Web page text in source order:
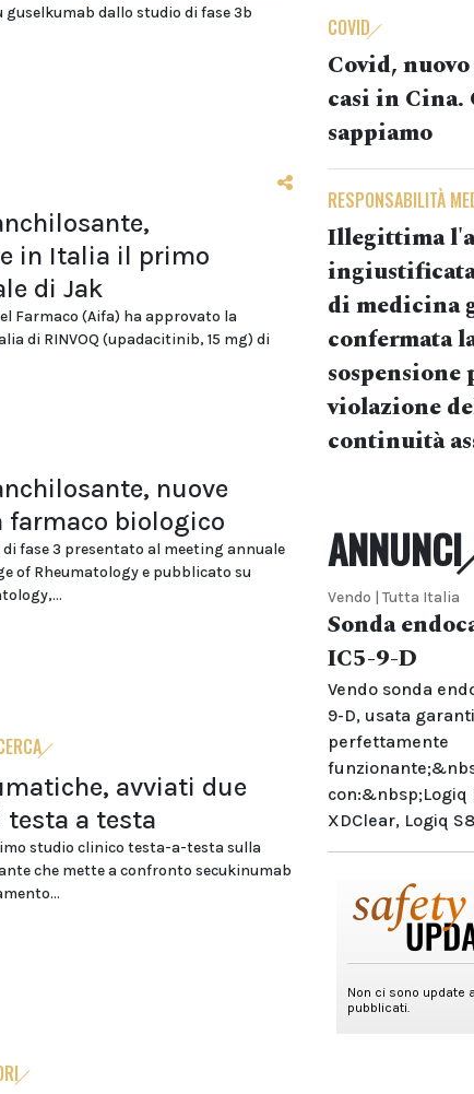
guselkumab dallo studio di fase 3b
in Italia il primo
di Jak
Farmaco (Aifa) ha approvato la
di RINVOQ (upadacitinib, 15 mg) di
nuove
farmaco biologico
fase 3 presentato al meeting annuale
of Rheumatology e pubblicato su
avviati due
a testa
studio clinico testa-a-testa sulla
che mette a confronto secukinumab
COVID
Covid,
casi in Cina.
sappiamo
RESPONSABILITÀ
Illegittima
di medicina
confermata
sospensione
violazione
continuità
ANNUNCI
Vendo | Tutta Italia
Sonda
IC5-9-D
Vendo sonda
9-D, usata
perfettamente
con:&nbsp;Logiq
XDClear, Logiq